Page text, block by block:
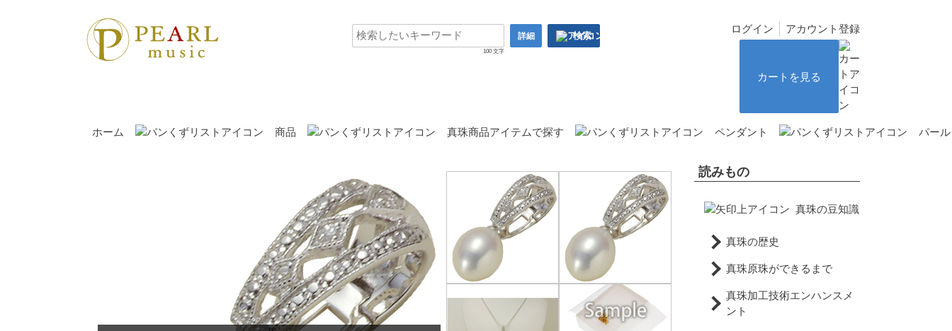
100 文字
詳細 検索
ログイン アカウント登録
カートを見る
ホーム 商品 真珠商品アイテムで探す ペンダント パー
読みもの
真珠の豆知識
真珠の歴史
真珠原珠ができるまで
真珠加工技術エンハンスメ
ント